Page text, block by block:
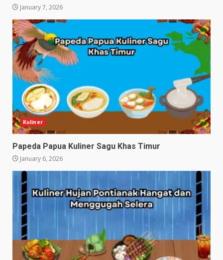
January 7, 2026
Kuliner
Papeda Papua Kuliner Sagu Khas Timur
January 6, 2026